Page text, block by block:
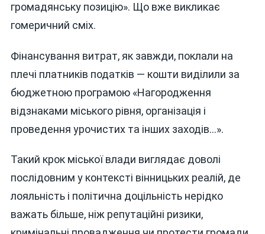
громадянську позицію». Що вже викликає
гомеричний сміх.
Фінансування витрат, як завжди, поклали на
плечі платників податків — кошти виділили за
бюджетною програмою «Нагородження
відзнаками міського рівня, організація і
проведення урочистих та інших заходів…».
Такий крок міської влади виглядає доволі
послідовним у контексті вінницьких реалій, де
лояльність і політична доцільність нерідко
важать більше, ніж репутаційні ризики,